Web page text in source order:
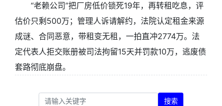
“老赖公司”把厂房低价锁死19年，再转租吃息，评
估价只剩500万；管理人诉请解约，法院认定租金来源
成谜、合同恶意，带租变无租，一拍直冲2774万。法
定代表人拒交账册被司法拘留15天并罚款10万，逃废债
套路彻底崩盘。
搜索